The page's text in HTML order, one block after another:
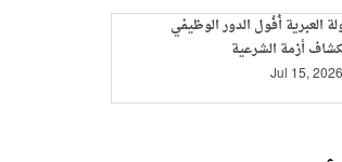
العبرية أُفُول الدور الوظيفي
أزمة الشرعية
Jul 15, 2026